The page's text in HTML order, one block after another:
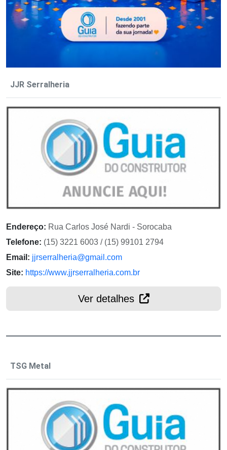
JJR Serralheria
Endereço: Rua Carlos José Nardi - Sorocaba
Telefone: (15) 3221 6003 / (15) 99101 2794
Email: jjrserralheria@gmail.com
Site: https://www.jjrserralheria.com.br
Ver detalhes
TSG Metal